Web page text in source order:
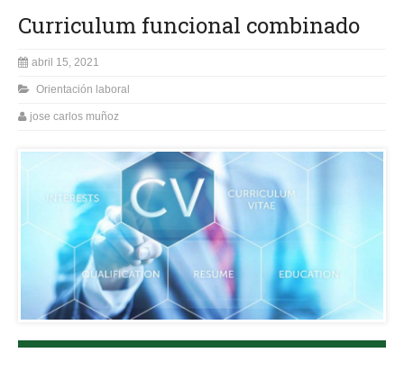
Curriculum funcional combinado
abril 15, 2021
Orientación laboral
jose carlos muñoz